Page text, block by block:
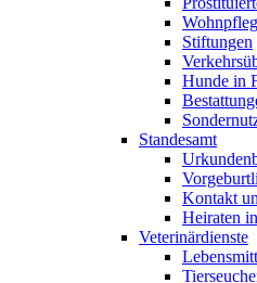
Stiftungen
Hunde in
Standesamt
Kontakt
Heiraten
Veterinärdienste